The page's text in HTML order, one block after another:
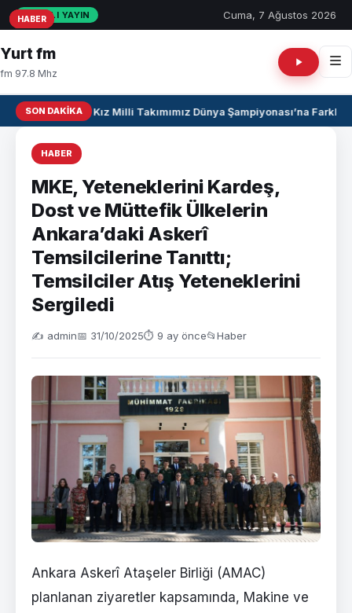
CANLI YAYIN Cuma, 7 Ağustos 2026
Yurt fm
fm 97.8 Mhz
SON DAKIKAU17 Kız Milli Takımımız Dünya Şampiyonası’na Farklı
HABER
MKE, Yeteneklerini Kardeş,
Dost ve Müttefik Ülkelerin
Ankara’daki Askerî
Temsilcilerine Tanıttı;
Temsilciler Atış Yeteneklerini
Sergiledi
✍️ admin📅 31/10/2025⏱ 9 ay önce📂Haber
Ankara Askerî Ataşeler Birliği (AMAC)
planlanan ziyaretler kapsamında, Makine ve
HABER
HABER
HABER